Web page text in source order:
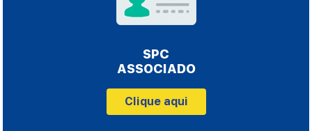
SPC
ASSOCIADO
Clique aqui